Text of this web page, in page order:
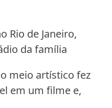
Rio de Janeiro,
da família
meio artístico fez
em um filme e,